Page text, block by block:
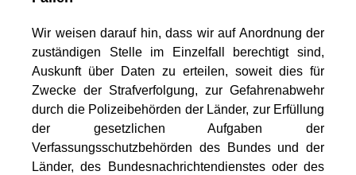
Wir weisen darauf hin, dass wir auf Anordnung der
zuständigen Stelle im Einzelfall berechtigt sind,
Auskunft über Daten zu erteilen, soweit dies für
Zwecke der Strafverfolgung, zur Gefahrenabwehr
durch die Polizeibehörden der Länder, zur Erfüllung
der gesetzlichen Aufgaben der
Verfassungsschutzbehörden des Bundes und der
Länder, des Bundesnachrichtendienstes oder des